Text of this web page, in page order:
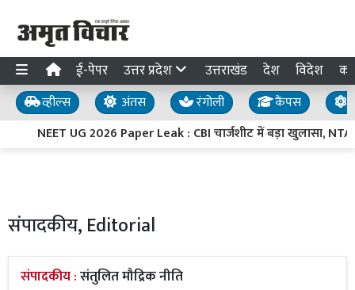
ई-पेपर उत्तर प्रदेश उत्तराखंड देश विदेश
व्हील्स अंतस रंगोली कैंपस
NEET UG 2026 Paper Leak : CBI चार्जशीट में बड़ा खुलासा,
संपादकीय, Editorial
संपादकीय :संतुलित मौद्रिक नीति